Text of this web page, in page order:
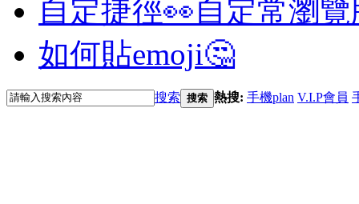
自定捷徑👀自定常瀏
如何貼emoji🤔
搜索 搜索 熱搜: 手機plan V.I.P會員